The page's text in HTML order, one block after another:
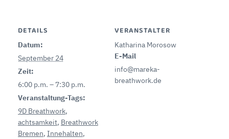
DETAILS
Datum:
September 24
Zeit:
6:00 p.m. – 7:30 p.m.
Veranstaltung-Tags:
9D Breathwork,
achtsamkeit, Breathwork
Bremen, Innehalten,
VERANSTALTER
Katharina Morosow
E-Mail
info@mareka-
breathwork.de